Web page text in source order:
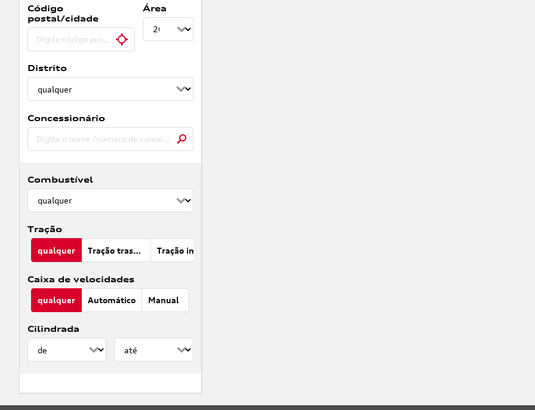
Código
postal/cidade
Área
Distrito
Concessionário
Combustível
Tração
qualquer Tração traseira
Caixa de velocidades
qualquer Automático Manual
Cilindrada